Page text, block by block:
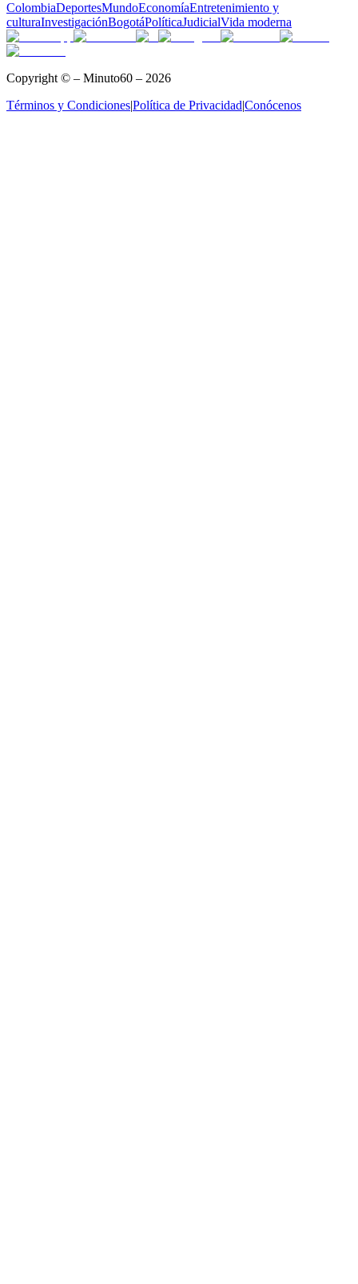
ColombiaDeportesMundoEconomíaEntretenimiento y
culturaInvestigaciónBogotáPolíticaJudicialVida moderna
Copyright © – Minuto60 – 2026
Términos y Condiciones|Política de Privacidad|Conócenos